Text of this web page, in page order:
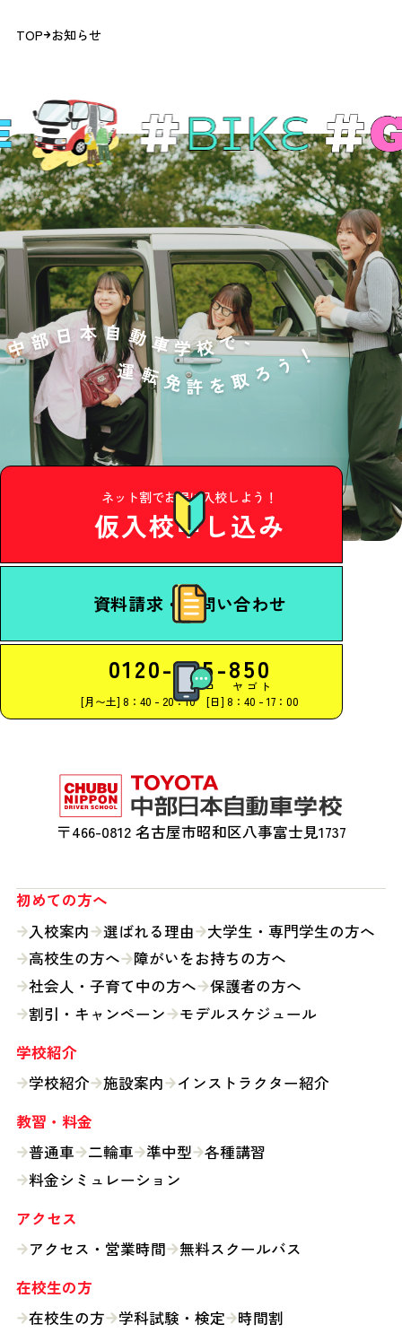
TOP お知らせ
ネット割でお得に入校しよう！
仮入校申し込み
資料請求・ お問い合わせ
0120-625-850
ムジコ ヤゴト
[月〜土] 8：40 - 20：10
[日] 8：40 - 17：00
〒466-0812 名古屋市昭和区八事富士見1737
初めての方へ
入校案内
選ばれる理由
大学生・専門学生の方へ
高校生の方へ
障がいをお持ちの方へ
社会人・子育て中の方へ
保護者の方へ
割引・キャンペーン
モデルスケジュール
学校紹介
学校紹介
施設案内
インストラクター紹介
教習・料金
普通車
二輪車 準中型
各種講習
料金シミュレーション
アクセス
アクセス・営業時間
無料スクールバス
在校生の方
在校生の方
学科試験・検定
時間割